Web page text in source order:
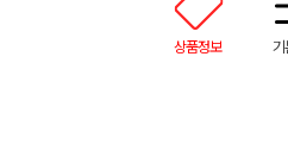
상품정보 기